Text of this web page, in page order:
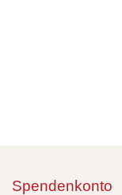
Spendenkonto